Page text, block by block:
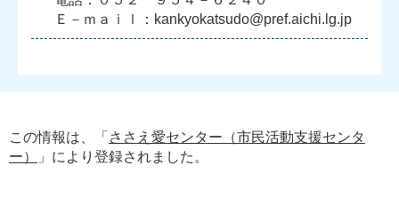
Ｅ－ｍａｉｌ：kankyokatsudo@pref.aichi.lg.jp
この情報は、「 ささえ愛センター（市民活動支援センタ
ー）
」により登録されました。